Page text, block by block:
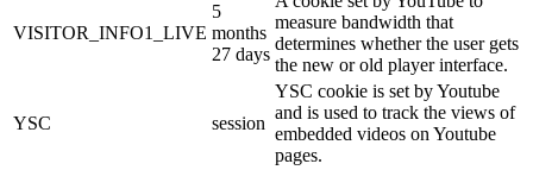
VISITOR_INFO1_LIVE
5
months
27 days
measure bandwidth that
determines whether the user gets
the new or old player interface.
YSC session
YSC cookie is set by Youtube
and is used to track the views of
embedded videos on Youtube
pages.